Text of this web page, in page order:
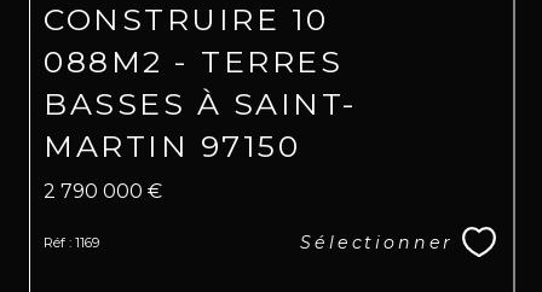
CONSTRUIRE 10
088M2 - TERRES
BASSES À SAINT-
MARTIN 97150
2 790 000 €
Réf : 1169 Sélectionner